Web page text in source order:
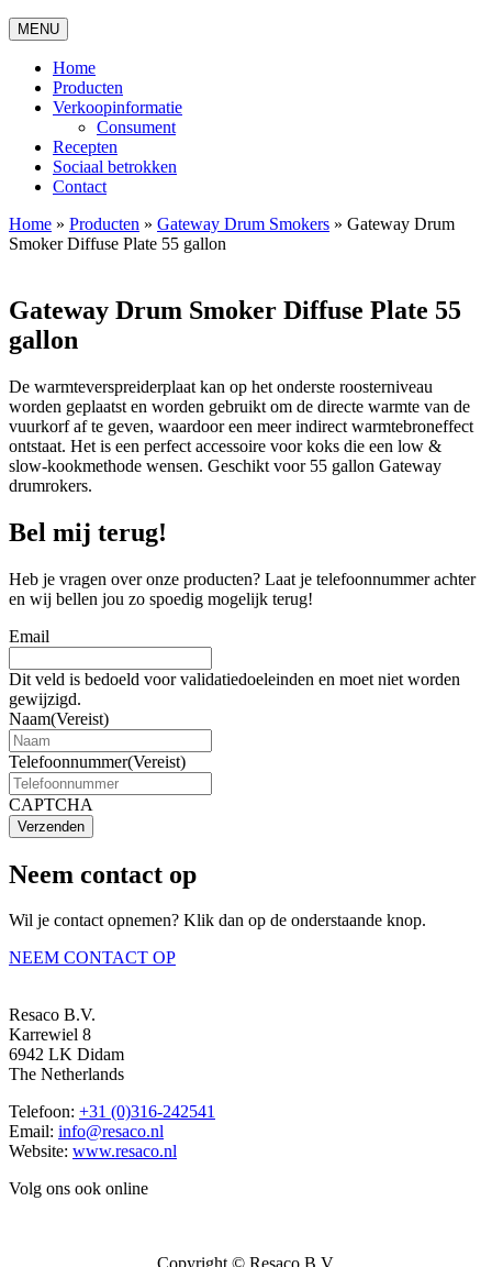
MENU
Home
Producten
Verkoopinformatie
Consument
Recepten
Sociaal betrokken
Contact
Home » Producten » Gateway Drum Smokers » Gateway Drum
Smoker Diffuse Plate 55 gallon
Gateway Drum Smoker Diffuse Plate 55
gallon
De warmteverspreiderplaat kan op het onderste roosterniveau
worden geplaatst en worden gebruikt om de directe warmte van de
vuurkorf af te geven, waardoor een meer indirect warmtebroneffect
ontstaat. Het is een perfect accessoire voor koks die een low &
slow-kookmethode wensen. Geschikt voor 55 gallon Gateway
drumrokers.
Bel mij terug!
Heb je vragen over onze producten? Laat je telefoonnummer achter
en wij bellen jou zo spoedig mogelijk terug!
Email
Dit veld is bedoeld voor validatiedoeleinden en moet niet worden
gewijzigd.
Naam(Vereist)
Telefoonnummer(Vereist)
CAPTCHA
Verzenden
Neem contact op
Wil je contact opnemen? Klik dan op de onderstaande knop.
NEEM CONTACT OP
Resaco B.V.
Karrewiel 8
6942 LK Didam
The Netherlands
Telefoon: +31 (0)316-242541
Email: info@resaco.nl
Website: www.resaco.nl
Volg ons ook online